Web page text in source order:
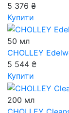
5 376 ₴
Купити
50 мл
CHOLLEY
5 544 ₴
Купити
200 мл